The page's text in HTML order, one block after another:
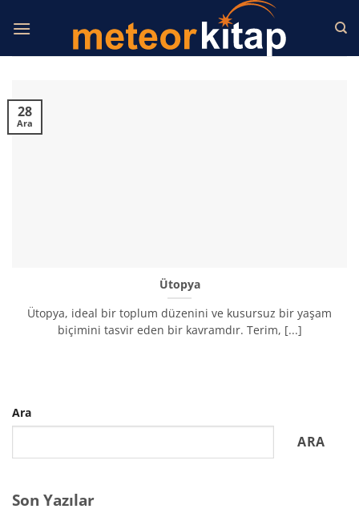
atla
Ütopya
Ütopya, ideal bir toplum düzenini ve kusursuz bir yaşam
biçimini tasvir eden bir kavramdır. Terim, [...]
28
Ara
Ara
ARA
Son Yazılar